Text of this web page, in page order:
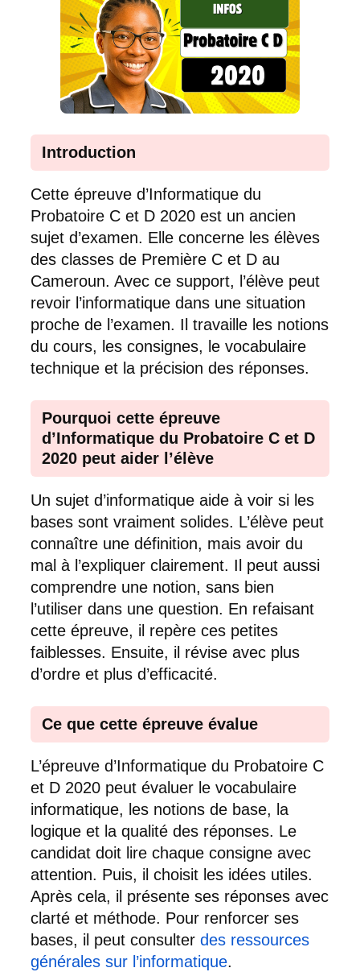
Introduction
Cette épreuve d’Informatique du
Probatoire C et D 2020 est un ancien
sujet d’examen. Elle concerne les élèves
des classes de Première C et D au
Cameroun. Avec ce support, l’élève peut
revoir l’informatique dans une situation
proche de l’examen. Il travaille les notions
du cours, les consignes, le vocabulaire
technique et la précision des réponses.
Pourquoi cette épreuve
d’Informatique du Probatoire C et D
2020 peut aider l’élève
Un sujet d’informatique aide à voir si les
bases sont vraiment solides. L’élève peut
connaître une définition, mais avoir du
mal à l’expliquer clairement. Il peut aussi
comprendre une notion, sans bien
l’utiliser dans une question. En refaisant
cette épreuve, il repère ces petites
faiblesses. Ensuite, il révise avec plus
d’ordre et plus d’efficacité.
Ce que cette épreuve évalue
L’épreuve d’Informatique du Probatoire C
et D 2020 peut évaluer le vocabulaire
informatique, les notions de base, la
logique et la qualité des réponses. Le
candidat doit lire chaque consigne avec
attention. Puis, il choisit les idées utiles.
Après cela, il présente ses réponses avec
clarté et méthode. Pour renforcer ses
bases, il peut consulter des ressources
générales sur l’informatique.